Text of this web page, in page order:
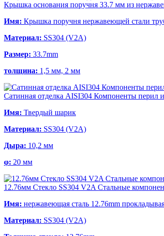
Крышка основания поручня 33.7 мм из
Имя: Крышка поручня нержавеющей стали
Материал: SS304 (V2A)
Размер: 33.7mm
толщина: 1,5 мм, 2 мм
Сатинная отделка AISI304 Компоненты перил
Имя: Твердый шарик
Материал: SS304 (V2A)
Дыра: 10,2 мм
φ: 20 мм
12.76мм Стекло SS304 V2A Стальные
Имя: нержавеющая сталь 12.76mm
Материал: SS304 (V2A)